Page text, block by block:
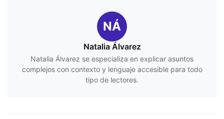
NÁ
Natalia Álvarez
Natalia Álvarez se especializa en explicar asuntos
complejos con contexto y lenguaje accesible para todo
tipo de lectores.